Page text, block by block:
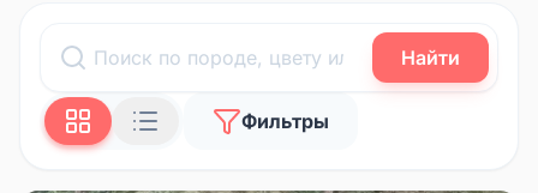
Найти
Фильтры